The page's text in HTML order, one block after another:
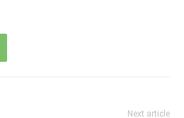
Next article